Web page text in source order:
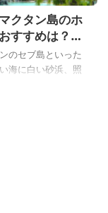
セブ島に旅行に行
ょっと次は違うセ
ホテルにしようと
「セブシティで、
いホテルはない？」
よね？ おすすめの
クタン島のホ
すすめは？高
いところまで
ートビーチが
のセブ島といった
海に白い砂浜、照